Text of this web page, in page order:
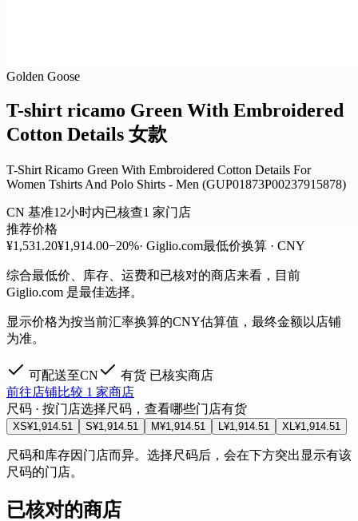
Golden Goose
T-shirt ricamo Green With Embroidered
Cotton Details 女款
T-Shirt Ricamo Green With Embroidered Cotton Details For
Women Tshirts And Polo Shirts - Men (GUP01873P00237915878)
CN 基准12小时内已核查1 家门店
推荐价格
¥1,531.20¥1,914.00−20%· Giglio.com最低价换算 · CNY
综合最低价、库存、运费和已核对的商店来看，目前
Giglio.com 是最佳选择。
显示价格为按当前汇率换算的CNY估算值，最终金额以店铺
为准。
可配送至CN 有货 已核实商店
前往店铺比较 1 家商店
尺码 · 按门店选择尺码，查看哪些门店有货
XS¥1,914.51 S¥1,914.51 M¥1,914.51 ¥1,914.51 XL ¥1,914.51
尺码和库存因门店而异。选择尺码后，会在下方突出显示有该
尺码的门店。
已核对的商店